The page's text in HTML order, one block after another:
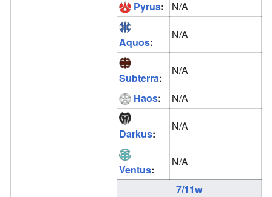
Pyrus: N/A
Aquos:
N/A
Subterra:
N/A
Haos: N/A
Darkus:
N/A
Ventus:
N/A
7/11w